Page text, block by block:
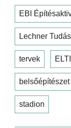
EBI
Lechner
tervek
belsőépítészet
stadion